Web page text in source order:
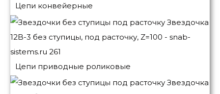
Цепи конвейерные
Цепи приводные роликовые